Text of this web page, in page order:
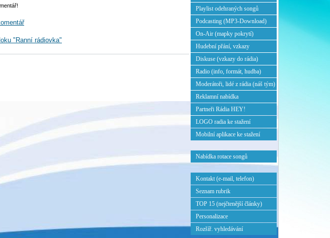
"Ranní rádiovka"
Playlist odehraných songů
Podcasting (MP3-Download)
On-Air (mapky pokrytí)
Hudební přání, vzkazy
Diskuse (vzkazy do rádia)
Radio (info, formát, hudba)
Moderátoři, lidé z rádia (náš tým)
Reklamní nabídka
Partneři Rádia HEY!
LOGO radia ke stažení
Mobilní aplikace ke stažení
Nabídka rotace songů
Kontakt (e-mail, telefon)
Seznam rubrik
TOP 15 (nejčtenější články)
Personalizace
Rozšíř. vyhledávání